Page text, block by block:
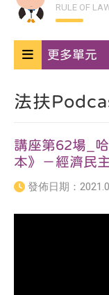
RULE OF
更多單元
法扶
講座第62場_
本》－經濟民
發佈日期：